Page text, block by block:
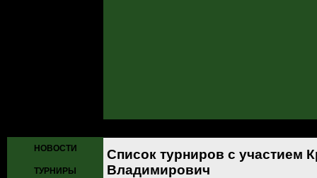
НОВОСТИ
ТУРНИРЫ
Список турниров с участием
Владимирович